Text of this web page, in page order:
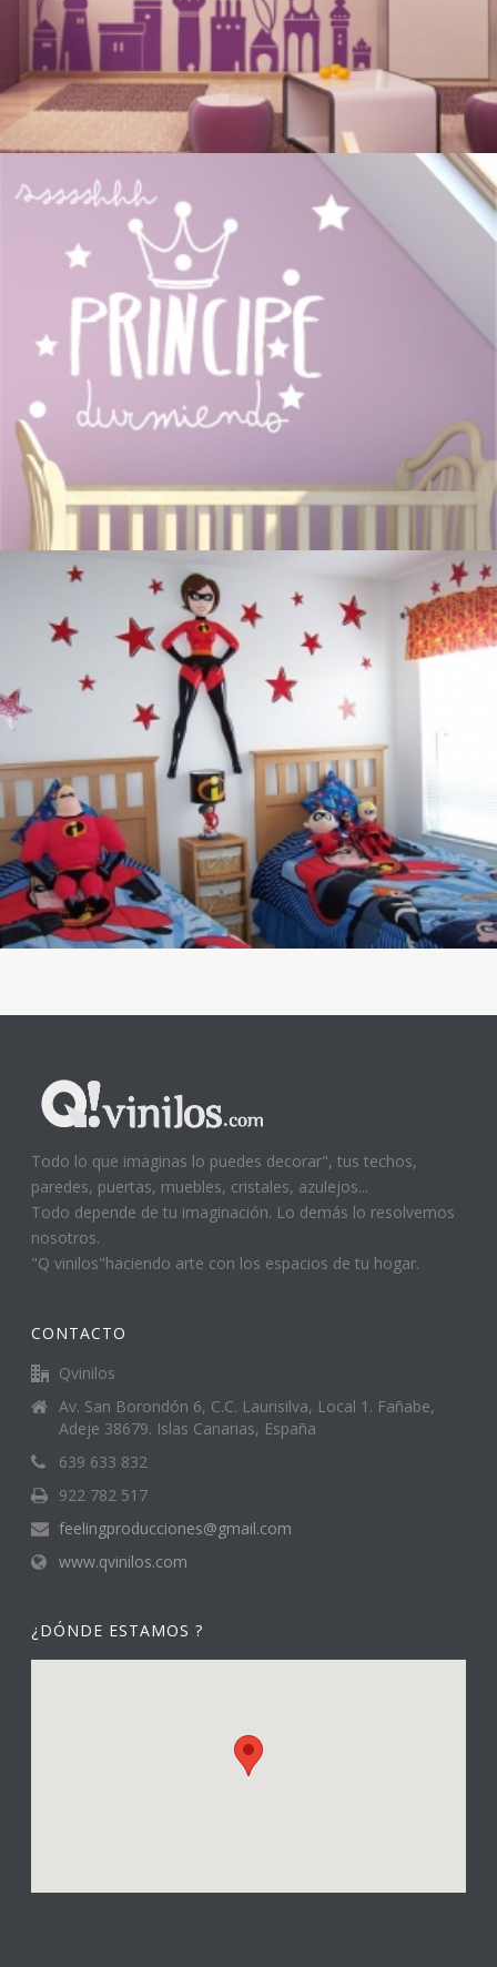
Todo lo que imaginas lo puedes decorar", tus techos,
paredes, puertas, muebles, cristales, azulejos...
Todo depende de tu imaginación. Lo demás lo resolvemos
nosotros.
"Q vinilos"haciendo arte con los espacios de tu hogar.
CONTACTO
Qvinilos
Av. San Borondón 6, C.C. Laurisilva, Local 1. Fañabe,
Adeje 38679. Islas Canarias, España
639 633 832
922 782 517
feelingproducciones@gmail.com
www.qvinilos.com
¿DÓNDE ESTAMOS ?